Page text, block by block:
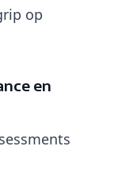
op
en